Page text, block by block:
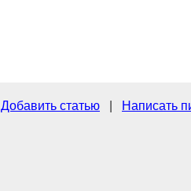
Добавить статью
Написать